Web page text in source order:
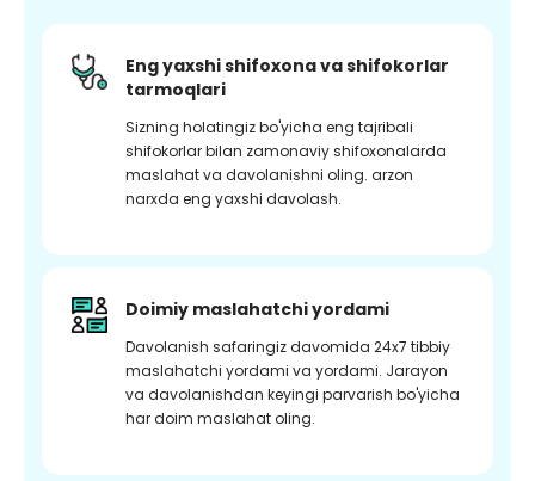
Eng yaxshi shifoxona va shifokorlar
tarmoqlari
Sizning holatingiz bo'yicha eng tajribali
shifokorlar bilan zamonaviy shifoxonalarda
maslahat va davolanishni oling. arzon
narxda eng yaxshi davolash.
Doimiy maslahatchi yordami
Davolanish safaringiz davomida 24x7 tibbiy
maslahatchi yordami va yordami. Jarayon
va davolanishdan keyingi parvarish bo'yicha
har doim maslahat oling.